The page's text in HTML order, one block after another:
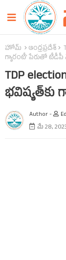
హోమ్ ఆంధ్రప్రదేశ్‌
గ్యారంటీ’ పేరుతో
TDP
భవిష్యత్‌కు
Author -
మే 28,